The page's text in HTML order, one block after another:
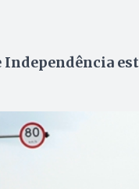
Independência